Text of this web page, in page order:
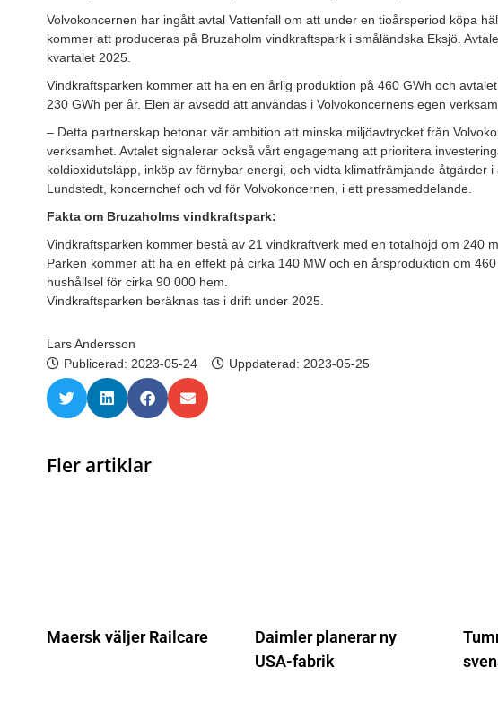
Volvokoncernen har ingått avtal Vattenfall om att under en tioårsperiod köpa
kommer att produceras på Bruzaholm vindkraftspark i småländska Eksjö.
kvartalet 2025.
Vindkraftsparken kommer att ha en en årlig produktion på 460 GWh och
230 GWh per år. Elen är avsedd att användas i Volvokoncernens egen
­­­­­­­­­­– Detta partnerskap betonar vår ambition att minska miljöavtrycket från
verksamhet. Avtalet signalerar också vårt engagemang att prioritera
koldioxidutsläpp, inköp av förnybar energi, och vidta klimatfrämjande åtgärder i
Lundstedt, koncernchef och vd för Volvokoncernen, i ett pressmeddelande.
Fakta om Bruzaholms vindkraftspark:
Vindkraftsparken kommer bestå av 21 vindkraftverk med en totalhöjd om 240
Parken kommer att ha en effekt på cirka 140 MW och en årsproduktion om
hushållsel för cirka 90 000 hem.
Vindkraftsparken beräknas tas i drift under 2025.
Lars Andersson
Publicerad: 2023-05-24 Uppdaterad: 2023-05-25
Fler artiklar
Maersk väljer Railcare
Daimler planerar ny
USA-fabrik